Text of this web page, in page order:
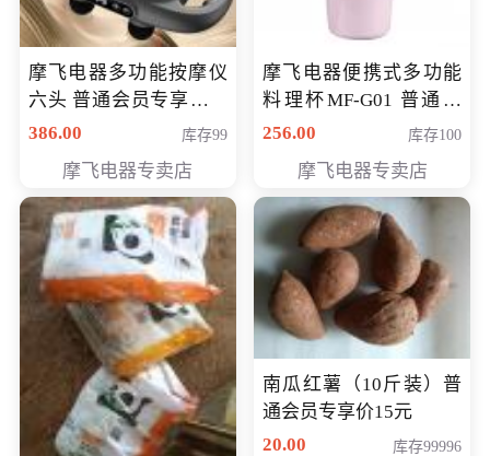
摩飞电器多功能按摩仪
六头 普通会员专享价格
199元
386.00 库存99
摩飞电器专卖店
摩飞电器便携式多功能
料理杯MF-G01 普通会
员专享价格118元
256.00 库存100
摩飞电器专卖店
南瓜红薯（10斤装）普
通会员专享价15元
20.00
库存99996